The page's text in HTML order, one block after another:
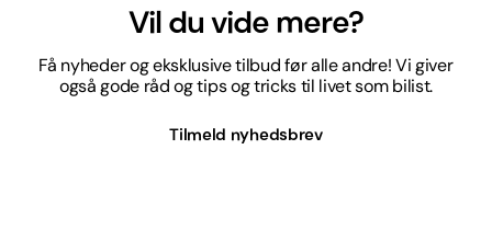
Vil du vide mere?
Få nyheder og eksklusive tilbud før alle andre! Vi giver
også gode råd og tips og tricks til livet som bilist.
Tilmeld nyhedsbrev